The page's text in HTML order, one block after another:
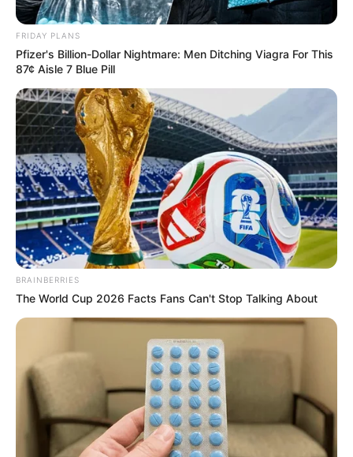
Sabías que sí un
FRIDAY PLANS
Pfizer's Billion-Dollar Nightmare: Men Ditching Viagra For This
87¢ Aisle 7 Blue Pill
BRAINBERRIES
The World Cup 2026 Facts Fans Can't Stop Talking About